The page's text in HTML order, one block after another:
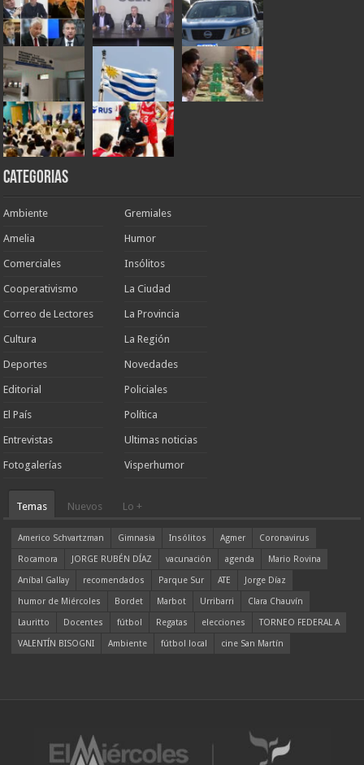
Categorias
Ambiente
Amelia
Comerciales
Cooperativismo
Correo de Lectores
Cultura
Deportes
Editorial
El País
Entrevistas
Fotogalerías
Gremiales
Humor
Insólitos
La Ciudad
La Provincia
La Región
Novedades
Policiales
Política
Ultimas noticias
Visperhumor
Temas Nuevos Lo +
Americo Schvartzman Gimnasia Insólitos Agmer
Coronavirus
Rocamora
JORGE RUBÉN DÍAZ vacunación agenda
Mario Rovina
Aníbal Gallay
recomendados Parque Sur ATE
Jorge Díaz
humor de Miércoles
Bordet Marbot Urribarri
Clara Chauvín
Lauritto
Docentes fútbol Regatas elecciones
TORNEO FEDERAL A
VALENTÍN BISOGNI
Ambiente fútbol local cine San Martín